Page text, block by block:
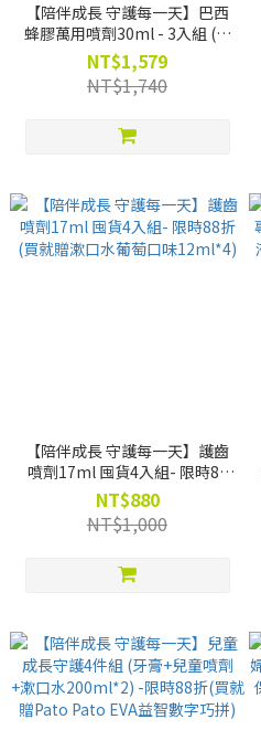
【陪伴成長 守護每一天】巴西
蜂膠萬用噴劑30ml - 3入組 (正
品+補充瓶*2)-限時83折(買就
贈牙周護理蜂膠牙膏120g)
NT$1,579
NT$1,740
【陪伴成長 守護每一天】護齒
噴劑17ml 囤貨4入組- 限時88
折(買就贈漱口水葡萄口味
12ml*4)
NT$880
NT$1,000